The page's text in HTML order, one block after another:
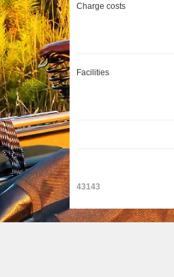
Charge costs
Facilities
43143